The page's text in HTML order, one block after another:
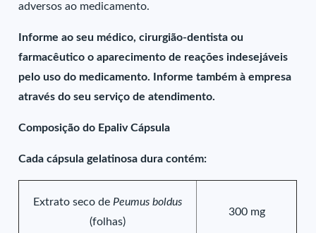
adversos ao medicamento.
Informe ao seu médico, cirurgião-dentista ou
farmacêutico o aparecimento de reações indesejáveis
pelo uso do medicamento. Informe também à empresa
através do seu serviço de atendimento.
Composição do Epaliv Cápsula
Cada cápsula gelatinosa dura contém:
Extrato seco de Peumus boldus
(folhas)
300 mg